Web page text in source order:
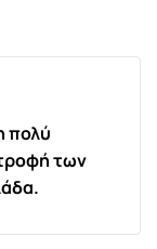
πολύ
των